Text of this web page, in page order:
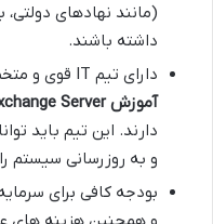
(مانند نهادهای
داشته باشند.
دارای تیم IT قوی و متخصصی هستند که دانش کافی در زمینه
آموزش Exchange Server
دارند. این تیم باید
و به روزرسانی سیستم
بودجه کافی برای